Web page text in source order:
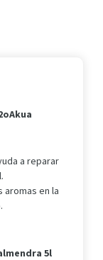
a reparar
aromas en la
5l